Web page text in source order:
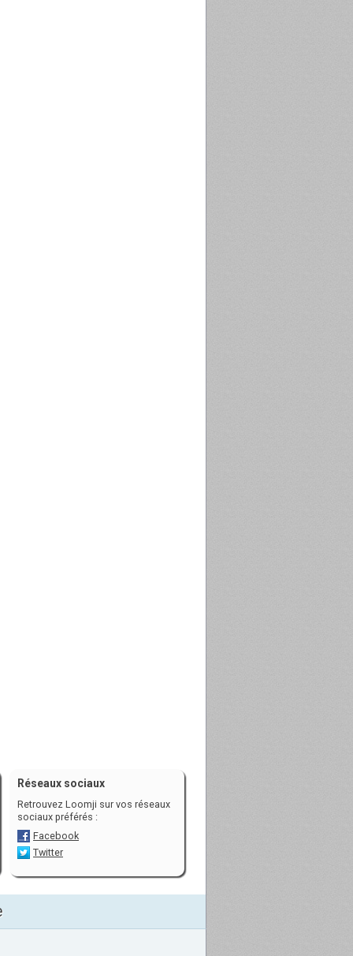
Réseaux sociaux
Retrouvez Loomji sur vos réseaux
sociaux préférés :
Facebook
Twitter